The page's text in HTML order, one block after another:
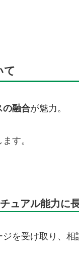
て
の融合が魅力。
す。
ュアル能力に
ジを受け取り、相